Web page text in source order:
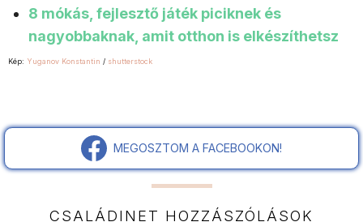
8 mókás, fejlesztő játék piciknek és
nagyobbaknak, amit otthon is elkészíthetsz
Kép: Yuganov Konstantin / shutterstock
MEGOSZTOM A FACEBOOKON!
CSALÁDINET HOZZÁSZÓLÁSOK